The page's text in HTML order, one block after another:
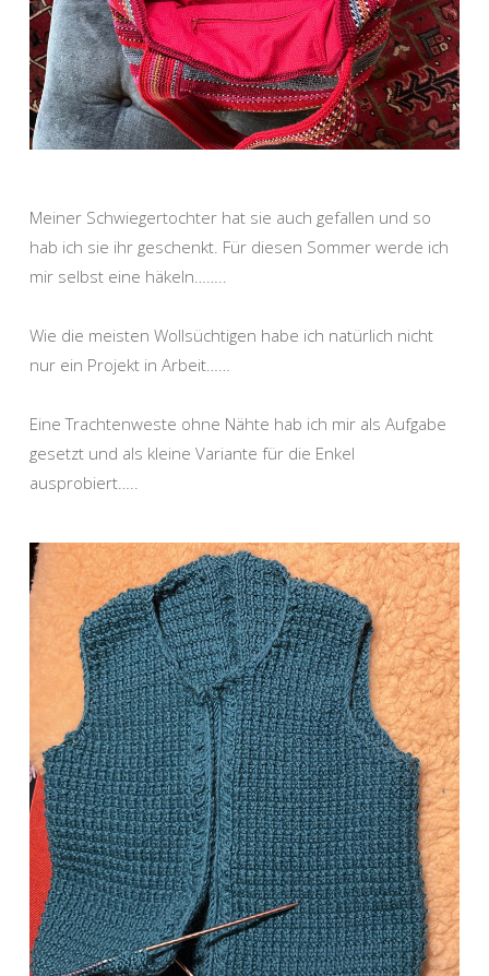
Meiner Schwiegertochter hat sie auch gefallen und so
hab ich sie ihr geschenkt. Für diesen Sommer werde ich
mir selbst eine häkeln……..
Wie die meisten Wollsüchtigen habe ich natürlich nicht
nur ein Projekt in Arbeit……
Eine Trachtenweste ohne Nähte hab ich mir als Aufgabe
gesetzt und als kleine Variante für die Enkel
ausprobiert…..